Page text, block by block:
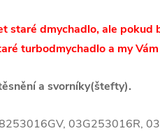
staré dmychadlo, ale pokud
turbodmychadlo a my
a svorníky(štefty).
03G253016R,